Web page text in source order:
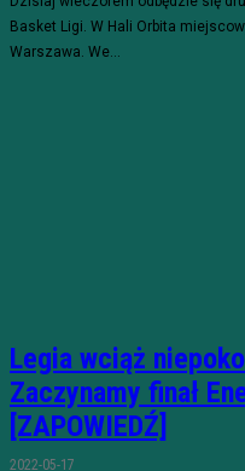
Basket Ligi. W Hali Orbita
Warszawa. We...
Legia wciąż
Zaczynamy finał
[ZAPOWIEDŹ]
2022-05-17